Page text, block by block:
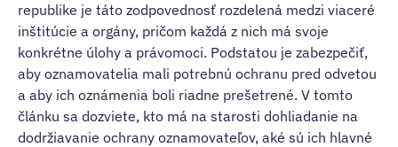
republike je táto zodpovednosť rozdelená medzi viaceré
inštitúcie a orgány, pričom každá z nich má svoje
konkrétne úlohy a právomoci. Podstatou je zabezpečiť,
aby oznamovatelia mali potrebnú ochranu pred odvetou
a aby ich oznámenia boli riadne prešetrené. V tomto
článku sa dozviete, kto má na starosti dohliadanie na
dodržiavanie ochrany oznamovateľov, aké sú ich hlavné